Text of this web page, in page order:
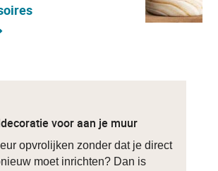
voor aan je muur
opvrolijken zonder dat je direct
moet inrichten? Dan is